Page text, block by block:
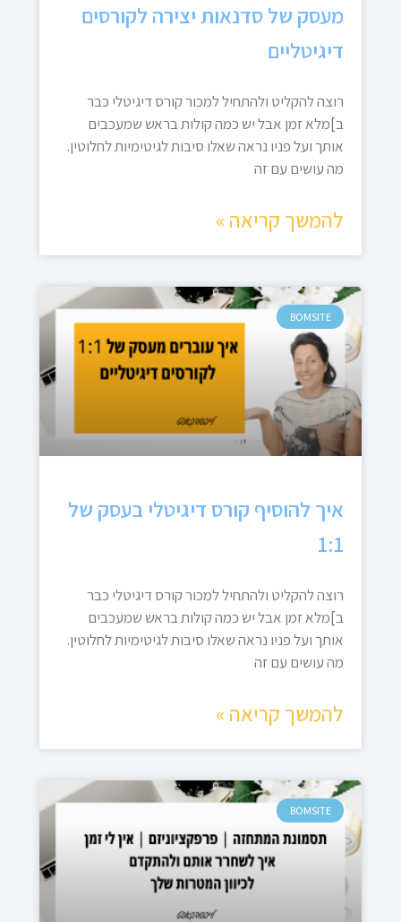
מעסק של סדנאות יצירה לקורסים
דיגיטליים
רוצה להקליט ולהתחיל למכור קורס דיגיטלי כבר
ב]מלא זמן אבל יש כמה קולות בראש שמעכבים
אותך ועל פניו נראה שאלו סיבות לגיטימיות לחלוטין.
מה עושים עם זה
להמשך קריאה »
BOMSITE
איך להוסיף קורס דיגיטלי בעסק של
1:1
רוצה להקליט ולהתחיל למכור קורס דיגיטלי כבר
ב]מלא זמן אבל יש כמה קולות בראש שמעכבים
אותך ועל פניו נראה שאלו סיבות לגיטימיות לחלוטין.
מה עושים עם זה
להמשך קריאה »
BOMSITE